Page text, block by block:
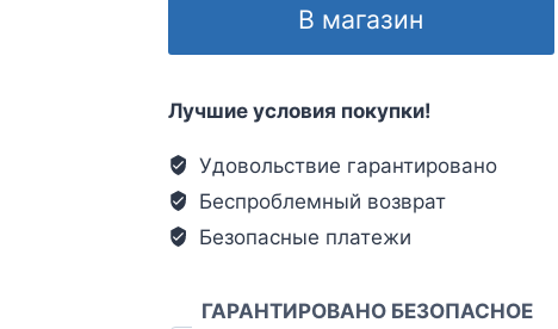
В магазин
Лучшие условия покупки!
Удовольствие гарантировано
Беспроблемный возврат
Безопасные платежи
ГАРАНТИРОВАНО БЕЗОПАСНОЕ